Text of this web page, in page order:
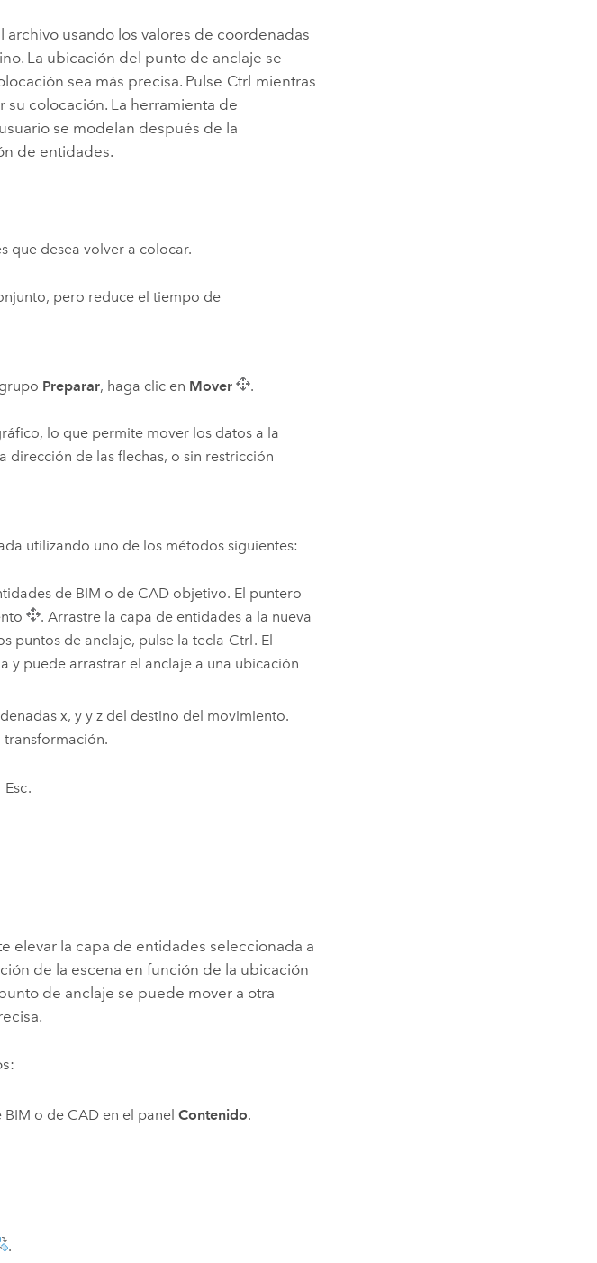
archivo usando los valores de coordenadas
La ubicación del punto de anclaje se
sea más precisa. Pulse Ctrl mientras
colocación. La herramienta de
se modelan después de la
de entidades.
que desea volver a colocar.
pero reduce el tiempo de
Preparar, haga clic en Mover .
lo que permite mover los datos a la
dirección de las flechas, o sin restricción
utilizando uno de los métodos siguientes:
de BIM o de CAD objetivo. El puntero
. Arrastre la capa de entidades a la nueva
puntos de anclaje, pulse la tecla Ctrl. El
y puede arrastrar el anclaje a una ubicación
x, y y z del destino del movimiento.
Esc.
elevar la capa de entidades seleccionada a
de la escena en función de la ubicación
de anclaje se puede mover a otra
BIM o de CAD en el panelContenido.
.